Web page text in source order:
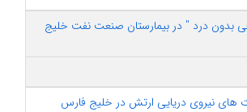
بدون درد " در بیمارستان صنعت نفت خلیج
های نیروی دریایی ارتش در خلیج فارس